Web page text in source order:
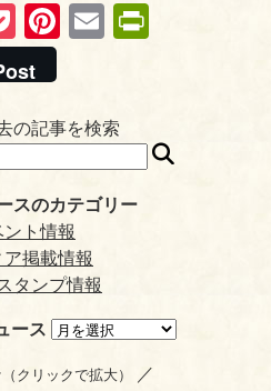
P
oc
ke
t
Pi
es
t
E
en
の記事を検索
スのカテゴリー
ント情報
ア掲載情報
タンプ情報
ース
（クリックで拡大） ／